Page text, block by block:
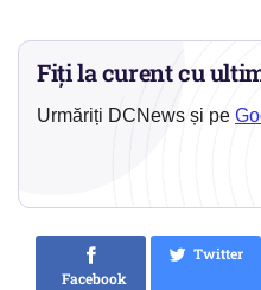
Fiți la curent cu
Urmăriți DCNews și pe
Facebook
Twitter